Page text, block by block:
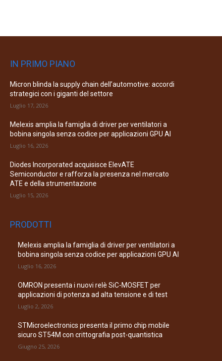
IN PRIMO PIANO
Micron blinda la supply chain dell’automotive: accordi
strategici con i giganti del settore
Luglio 17, 2026
Melexis amplia la famiglia di driver per ventilatori a
bobina singola senza codice per applicazioni GPU AI
Luglio 16, 2026
Diodes Incorporated acquisisce ElevATE
Semiconductor e rafforza la presenza nel mercato
ATE e della strumentazione
Luglio 15, 2026
PRODOTTI
Melexis amplia la famiglia di driver per ventilatori a
bobina singola senza codice per applicazioni GPU AI
Luglio 16, 2026
OMRON presenta i nuovi relè SiC-MOSFET per
applicazioni di potenza ad alta tensione e di test
Luglio 2, 2026
STMicroelectronics presenta il primo chip mobile
sicuro ST54M con crittografia post-quantistica
Giugno 25, 2026